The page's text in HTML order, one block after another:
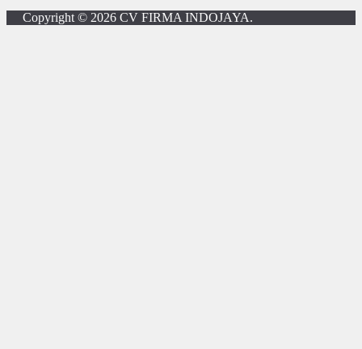
Copyright © 2026 CV FIRMA INDOJAYA.